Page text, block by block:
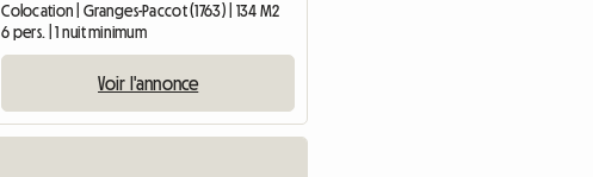
Colocation | Granges-Paccot (1763) | 134 M2
6 pers. | 1 nuit minimum
Voir l'annonce